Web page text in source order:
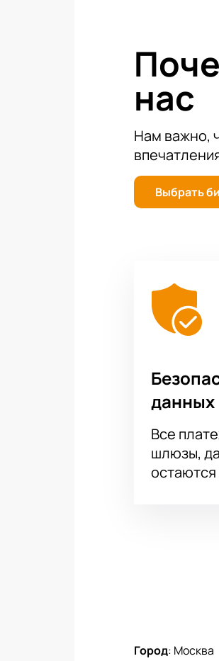
нас
Нам важно,
Выбрать
данных
Все
шлюзы,
остаются
Город: Москва